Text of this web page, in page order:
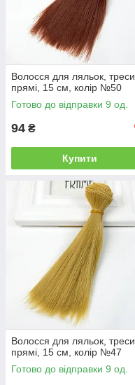
Волосся для ляльок, треси,
прямі, 15 см, колір №50
Готово до відправки 9 од.
94 ₴
Купити
Волосся для ляльок, треси,
прямі, 15 см, колір №47
Готово до відправки 9 од.